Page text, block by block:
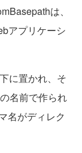
は、
アプリケーシ
に置かれ、そ
名前で作られ
名がディレク